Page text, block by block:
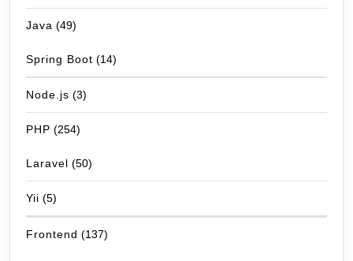
Java (49)
Spring Boot (14)
Node.js (3)
PHP (254)
Laravel (50)
Yii (5)
Frontend (137)